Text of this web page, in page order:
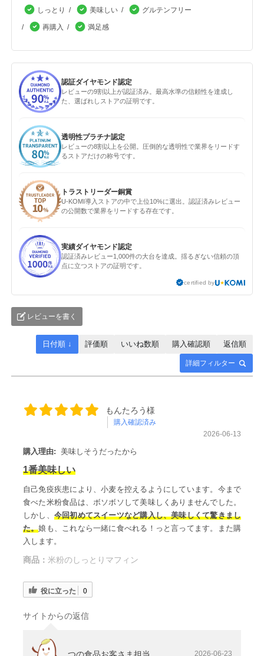
しっとり 美味しい グルテンフリー
再購入 満足感
認証ダイヤモンド認定
レビューの9割以上が認証済み。最高水準の信頼性を達成し
た、選ばれしストアの証明です。
透明性プラチナ認定
レビューの8割以上を公開。圧倒的な透明性で業界をリードす
るストアだけの称号です。
トラストリーダー銅賞
U-KOMI導入ストアの中で上位10%に選出。認証済みレビュー
の公開数で業界をリードする存在です。
実績ダイヤモンド認定
認証済みレビュー1,000件の大台を達成。揺るぎない信頼の頂
点に立つストアの証明です。
certified by
レビューを書く
詳細フィルター
日付順 ↓ 評価順 いいね数順 購入確認順 返信順
もんたろう様
購入確認済み
2026-06-13
購入理由: 美味しそうだったから
1番美味しい
自己免疫疾患により、小麦を控えるようにしています。今まで
食べた米粉食品は、ボソボソして美味しくありませんでした。
しかし、 今回初めてスイーツなど購入し、美味しくて驚きまし
た。娘も、これなら一緒に食べれる！っと言ってます。また購
入します。
商品： 米粉のしっとりマフィン
役に立った 0
サイトからの返信
2026-06-23